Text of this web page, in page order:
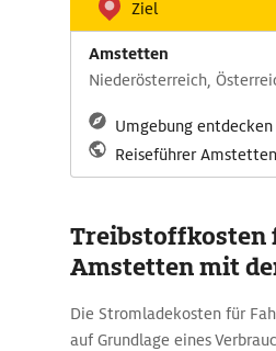
Ziel
Amstetten
Niederösterreich,
Umgebung entdecken
Reiseführer Amstetten
Treibstoffkosten
Amstetten mit
Die Stromladekosten für
auf Grundlage eines